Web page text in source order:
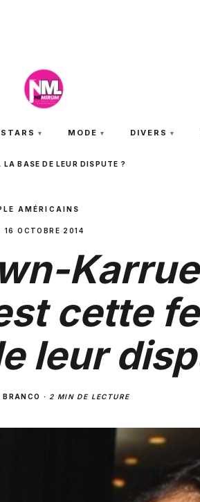
STARS MODE DIVERS
BASE DE LEUR DISPUTE ?
AMÉRICAINS
16 OCTOBRE 2014
cette
leur
· 2 MIN DE LECTURE